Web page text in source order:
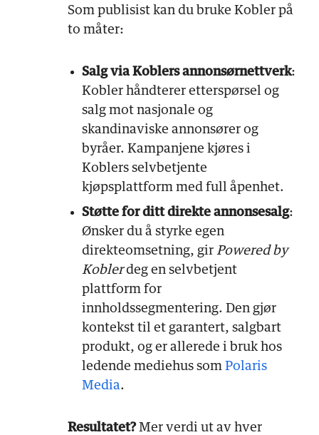
Som publisist kan du bruke Kobler på
to måter:
Salg via Koblers annonsørnettverk:
Kobler håndterer etterspørsel og
salg mot nasjonale og
skandinaviske annonsører og
byråer. Kampanjene kjøres i
Koblers selvbetjente
kjøpsplattform med full åpenhet.
Støtte for ditt direkte annonsesalg:
Ønsker du å styrke egen
direkteomsetning, girPowered by
Koblerdeg en selvbetjent
plattform for
innholdssegmentering. Den gjør
kontekst til et garantert, salgbart
produkt, og er allerede i bruk hos
ledende mediehus somPolaris
Media.
Resultatet?Mer verdi ut av hver